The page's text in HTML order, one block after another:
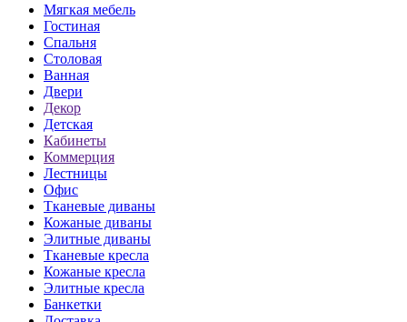
Мягкая мебель
Гостиная
Спальня
Столовая
Ванная
Двери
Декор
Детская
Кабинеты
Коммерция
Лестницы
Офис
Тканевые диваны
Кожаные диваны
Элитные диваны
Тканевые кресла
Кожаные кресла
Элитные кресла
Банкетки